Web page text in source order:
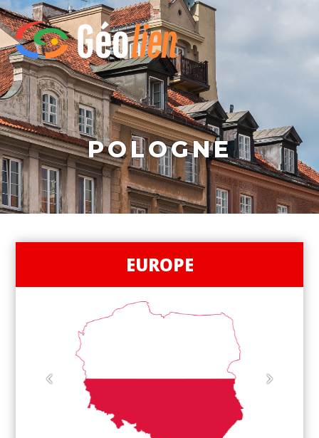
POLOGNE
EUROPE